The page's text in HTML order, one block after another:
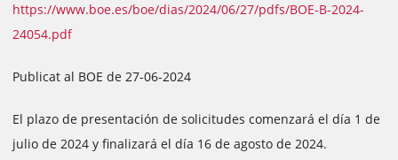
https://www.boe.es/boe/dias/2024/06/27/pdfs/BOE-B-2024-
24054.pdf
Publicat al BOE de 27-06-2024
El plazo de presentación de solicitudes comenzará el día 1 de
julio de 2024 y finalizará el día 16 de agosto de 2024.